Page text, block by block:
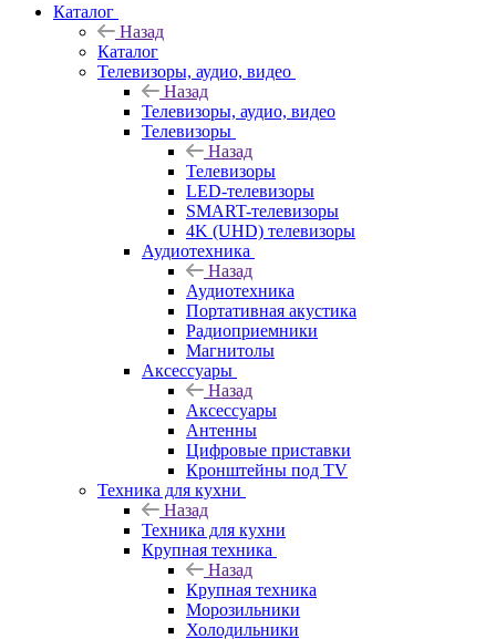
Каталог
Назад
Каталог
Телевизоры, аудио, видео
Назад
Телевизоры, аудио, видео
Телевизоры
Назад
Телевизоры
LED-телевизоры
SMART-телевизоры
4K (UHD) телевизоры
Аудиотехника
Назад
Аудиотехника
Портативная акустика
Радиоприемники
Магнитолы
Аксессуары
Назад
Аксессуары
Антенны
Цифровые приставки
Кронштейны под TV
Техника для кухни
Назад
Техника для кухни
Крупная техника
Назад
Крупная техника
Морозильники
Холодильники